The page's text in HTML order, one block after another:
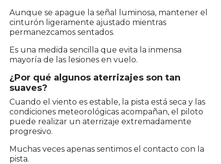
Aunque se apague la señal luminosa, mantener el
cinturón ligeramente ajustado mientras
permanezcamos sentados.
Es una medida sencilla que evita la inmensa
mayoría de las lesiones en vuelo.
¿Por qué algunos aterrizajes son tan
suaves?
Cuando el viento es estable, la pista está seca y las
condiciones meteorológicas acompañan, el piloto
puede realizar un aterrizaje extremadamente
progresivo.
Muchas veces apenas sentimos el contacto con la
pista.